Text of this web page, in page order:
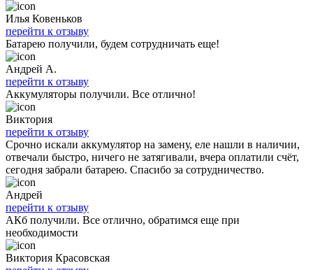
Илья Ковеньков
перейти к отзыву
Батарею получили, будем сотрудничать еще!
Андрей А.
перейти к отзыву
Аккумуляторы получили. Все отлично!
Виктория
перейти к отзыву
Срочно искали аккумулятор на замену, еле нашли в наличии,
отвечали быстро, ничего не затягивали, вчера оплатили счёт,
сегодня забрали батарею. Спасибо за сотрудничество.
Андрей
перейти к отзыву
АКб получили. Все отлично, обратимся еще при
необходимости
Виктория Красовская